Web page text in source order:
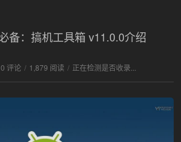
备：搞机工具箱 v11.0.0介绍
0 评论 / 1,879 阅读 / 正在检测是否收录...